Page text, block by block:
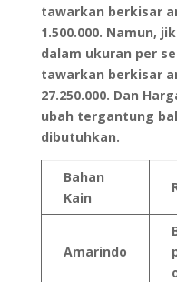
tawarkan berkisar
1.500.000. Namun,
dalam ukuran per
tawarkan berkisar
27.250.000. Dan
ubah tergantung
dibutuhkan.
Bahan
Kain
Amarindo